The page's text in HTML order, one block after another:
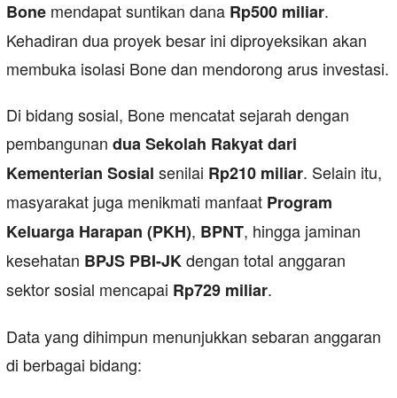
Bone mendapat suntikan dana Rp500 miliar.
Kehadiran dua proyek besar ini diproyeksikan akan
membuka isolasi Bone dan mendorong arus investasi.
Di bidang sosial, Bone mencatat sejarah dengan
pembangunan dua Sekolah Rakyat dari
Kementerian Sosial senilai Rp210 miliar. Selain itu,
masyarakat juga menikmati manfaat Program
Keluarga Harapan (PKH), BPNT, hingga jaminan
kesehatan BPJS PBI-JKdengan total anggaran
sektor sosial mencapai Rp729 miliar.
Data yang dihimpun menunjukkan sebaran anggaran
di berbagai bidang: